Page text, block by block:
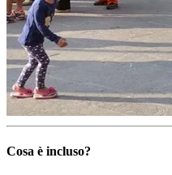
Cosa è incluso?